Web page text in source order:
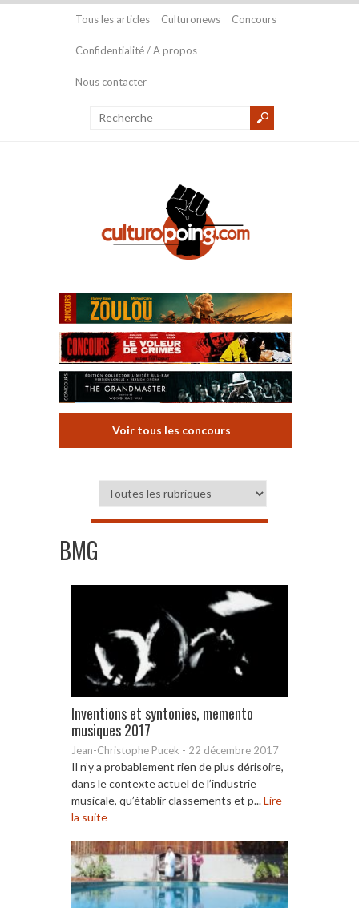
Tous les articles Culturonews Concours
Confidentialité / A propos
Nous contacter
Voir tous les concours
BMG
Inventions et syntonies, memento
musiques 2017
Jean-Christophe Pucek - 22 décembre 2017
Il n’y a probablement rien de plus dérisoire,
dans le contexte actuel de l’industrie
musicale, qu’établir classements et p...Lire
la suite